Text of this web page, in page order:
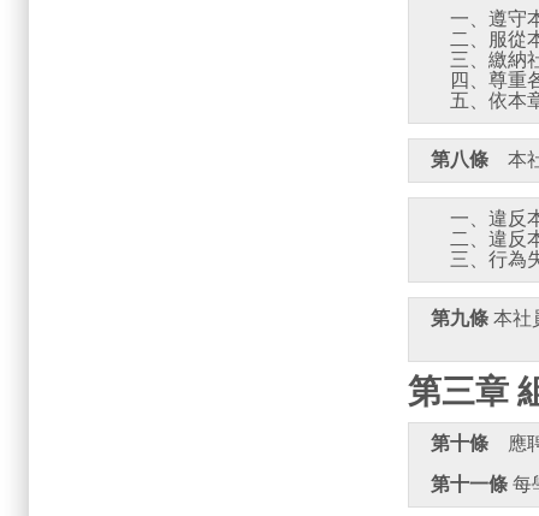
五、依
第八條
一、違
二、違
第九條 本社
第三章
第十條
第十一條 每